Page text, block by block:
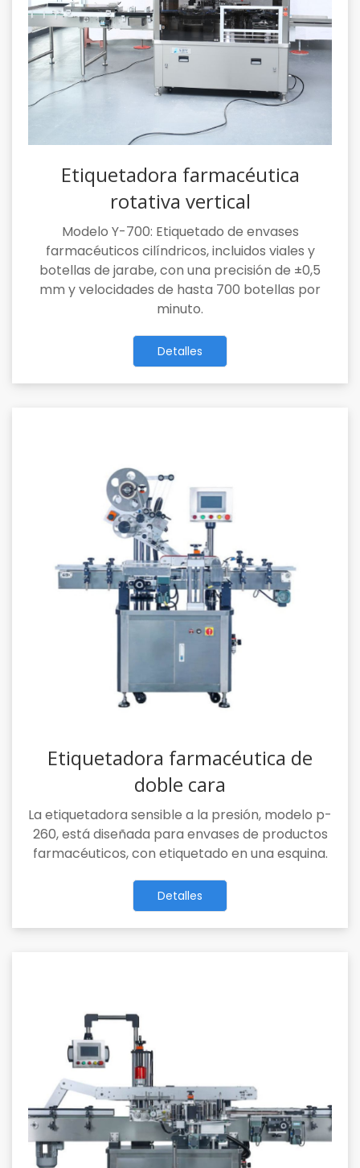
Etiquetadora farmacéutica
rotativa vertical
Modelo Y-700: Etiquetado de envases
farmacéuticos cilíndricos, incluidos viales y
botellas de jarabe, con una precisión de ±0,5
mm y velocidades de hasta 700 botellas por
minuto.
Detalles
Etiquetadora farmacéutica de
doble cara
La etiquetadora sensible a la presión, modelo p-
260, está diseñada para envases de productos
farmacéuticos, con etiquetado en una esquina.
Detalles